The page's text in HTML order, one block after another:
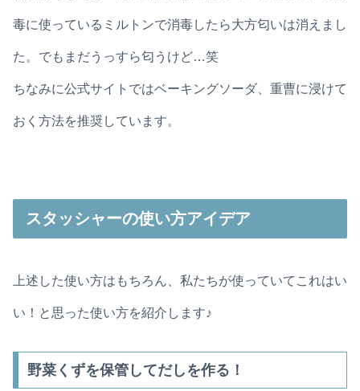
毒に使っているミルトンで消毒したら大方匂いは消えまし
た。でもまだうっすら匂うけど…笑
ちなみに公式サイトではベーキングソーダ、重曹に浸けて
おく方法を推奨しています。
スタッシャーの使い方アイデア
上述した使い方はもちろん、私たちが使っていてこれはい
い！と思った使い方を紹介します♪
野菜くずを保管してだしを作る！